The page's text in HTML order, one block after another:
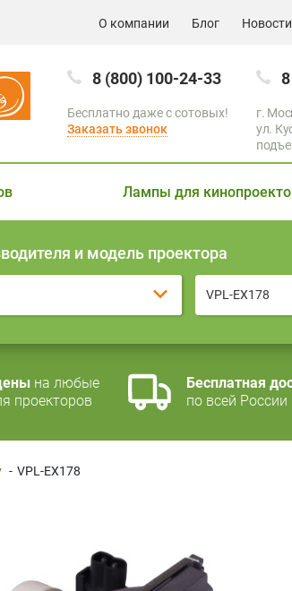
О компании Блог Новости
8 (800) 100-24-33
Бесплатно даже с сотовых!
Заказать звонок
г.
ул.
Лампы для
и модель проектора
VPL-EX178
на любые
проекторов
Бесплатная
по всей России
- VPL-EX178